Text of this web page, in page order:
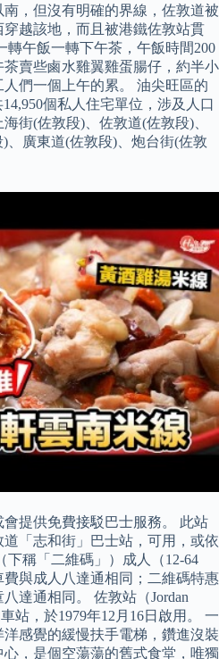
，但沒有明確的界線，佐敦道被
越該地，而且被港鐵佐敦站貫
轉午飯一轉下午茶，午飯時間200
賣些鹵水雞翼雞蛋腸仔，約半小
們一個上午的累。 油尖旺區的
個私人住宅單位，涉及人口
街(佐敦段)、佐敦道(佐敦段)、
、廣東道(佐敦段)、炮台街(佐敦
提供免費接駁巴士服務。 此站
「志和街」巴士站，可用，或依
稱「二維碼」）成人（12-64
與成人八達通相同；二維碼特惠
達通相同。 佐敦站（Jordan
站，於1979年12月16日啟用。 一
感覺的緩慢扶手電梯，鑽進沒裝
，是個空蕩蕩的舊式食堂，唯獨